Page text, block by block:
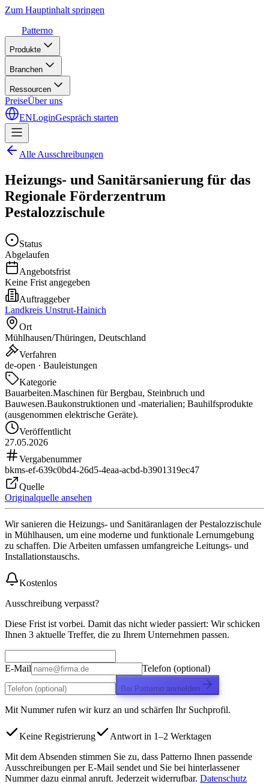
Zum Hauptinhalt springen
Patterno
Produkte
Branchen
Ressourcen
PreiseÜber uns
ENLoginGespräch starten
Alle Ausschreibungen
Heizungs- und Sanitärsanierung für das
Regionale Förderzentrum
Pestalozzischule
Status
Abgelaufen
Angebotsfrist
Keine Frist angegeben
Auftraggeber
Landkreis Unstrut-Hainich
Ort
Mühlhausen/Thüringen, Deutschland
Verfahren
de-open · Bauleistungen
Kategorie
Bauarbeiten.Maschinen für Bergbau, Steinbruch und
Bauwesen.Baukonstruktionen und -materialien; Bauhilfsprodukte
(ausgenommen elektrische Geräte).
Veröffentlicht
27.05.2026
Vergabenummer
bkms-ef-639c0bd4-26d5-4eaa-acbd-b3901319ec47
Quelle
Originalquelle ansehen
Wir sanieren die Heizungs- und Sanitäranlagen der Pestalozzischule
in Mühlhausen, um eine moderne und funktionale Lernumgebung
zu schaffen. Die Arbeiten umfassen umfangreiche Leitungs- und
Installationstauschs.
Kostenlos
Ausschreibung verpasst?
Diese Frist ist vorbei. Damit das nicht wieder passiert: Wir schicken
Ihnen 3 aktuelle Treffer, die zu Ihrem Unternehmen passen.
E-Mail Telefon (optional)
Bei Patterno anmelden
Mit Nummer rufen wir kurz an und schärfen Ihr Suchprofil.
Keine Registrierung
Antwort in 1–2 Werktagen
Mit dem Absenden stimmen Sie zu, dass Patterno Ihnen passende
Ausschreibungen per E-Mail sendet und Sie bei hinterlassener
Nummer dazu einmal anruft. Jederzeit widerrufbar. Datenschutz